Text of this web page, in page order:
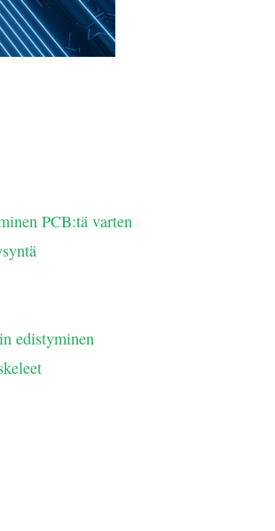
PCB:tä varten
edistyminen